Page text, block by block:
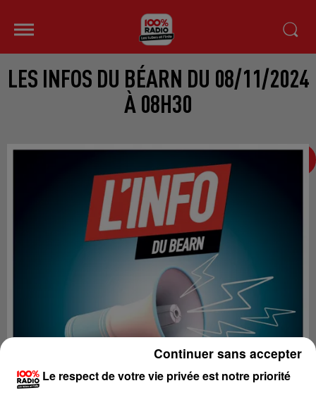
LES INFOS DU BÉARN DU 08/11/2024
À 08H30
Le respect de votre vie privée est notre priorité
Continuer sans accepter